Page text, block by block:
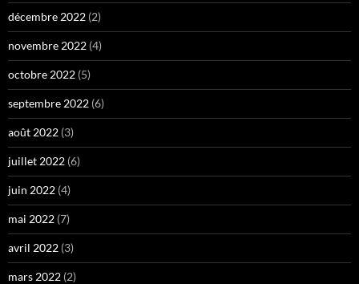
décembre 2022 (2)
novembre 2022 (4)
octobre 2022 (5)
septembre 2022 (6)
août 2022 (3)
juillet 2022 (6)
juin 2022 (4)
mai 2022 (7)
avril 2022 (3)
mars 2022 (2)